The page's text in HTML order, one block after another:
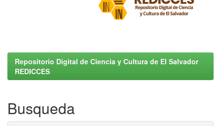
Repositorio Digital de Ciencia y Cultura de El Salvador
REDICCES
Busqueda